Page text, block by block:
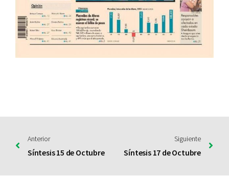
Anterior
Síntesis 15 de Octubre
Siguiente
Síntesis 17 de Octubre